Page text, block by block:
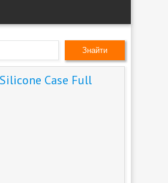
Знайти
Case Full